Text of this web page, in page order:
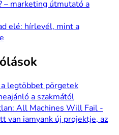
– marketing útmutató a
elé: hírlevél, mint a
legtöbbet pörgetek
a szakmától
All Machines Will Fail -
van iamyank új projektje, az